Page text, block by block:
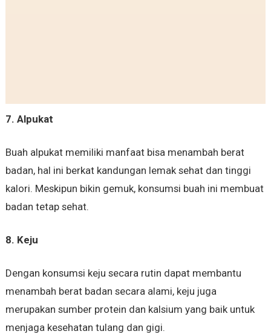
7. Alpukat
Buah alpukat memiliki manfaat bisa menambah berat
badan, hal ini berkat kandungan lemak sehat dan tinggi
kalori. Meskipun bikin gemuk, konsumsi buah ini membuat
badan tetap sehat.
8. Keju
Dengan konsumsi keju secara rutin dapat membantu
menambah berat badan secara alami, keju juga
merupakan sumber protein dan kalsium yang baik untuk
menjaga kesehatan tulang dan gigi.